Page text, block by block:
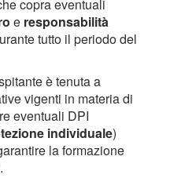
copra eventuali
e responsabilità
tutto il periodo del
è tenuta a
vigenti in materia di
eventuali DPI
individuale)
la formazione